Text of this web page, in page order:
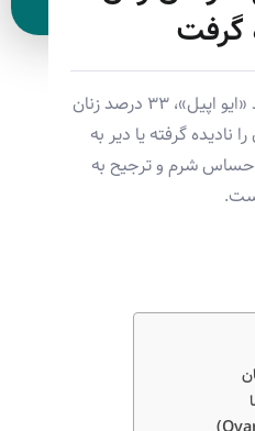
گرفت
بر اساس نظرسنجی بنیاد «ایو اپیل»، ۳۳ درصد زنان
گرفته یا دیر به
شرم و ترجیح به